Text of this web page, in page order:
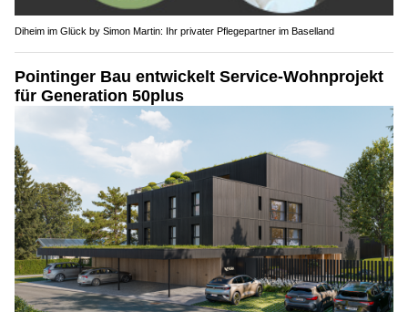
Diheim im Glück by Simon Martin: Ihr privater Pflegepartner im Baselland
Pointinger Bau entwickelt Service-Wohnprojekt
für Generation 50plus